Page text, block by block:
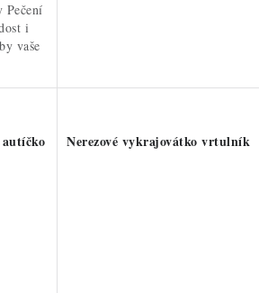
Pečení
i
vaše
Nerezové vykrajovátko vrtulník